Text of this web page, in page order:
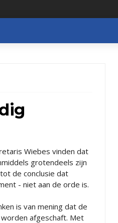
Wiebes vinden dat
grotendeels zijn
de conclusie dat
- niet aan de orde is.
is van mening dat de
afgeschaft. Met